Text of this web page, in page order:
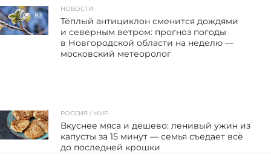
83
НОВОСТИ
Тёплый антициклон сменится дождями
и северным ветром: прогноз погоды
в Новгородской области на неделю —
московский метеоролог
РОССИЯ / МИР
Вкуснее мяса и дешево: ленивый ужин из
капусты за 15 минут — семья съедает всё
до последней крошки